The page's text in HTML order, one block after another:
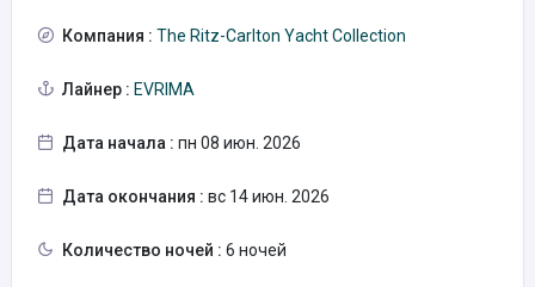
Компания : The Ritz-Carlton Yacht Collection
Лайнер : EVRIMA
Дата начала : пн 08 июн. 2026
Дата окончания : вс 14 июн. 2026
Количество ночей : 6 ночей